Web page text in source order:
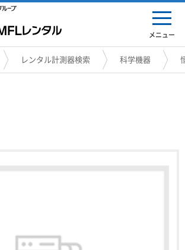
メニュー
レンタル計測器検索 科学機器